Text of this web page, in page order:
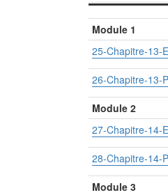
Module 1
25-Chapitre-13-
26-Chapitre-13-
Module 2
27-Chapitre-14-
28-Chapitre-14-
Module 3